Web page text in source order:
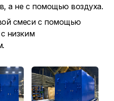
а не с помощью воздуха.
смеси с помощью
низким